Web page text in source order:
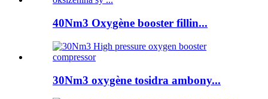
40Nm3 Oxygène booster fillin...
30Nm3 oxygène tosidra ambony...